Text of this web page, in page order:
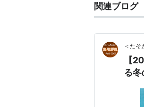
関連ブログ
＜た
【
る冬